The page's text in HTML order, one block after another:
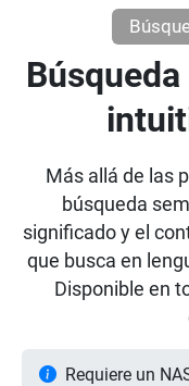
Más allá de las
búsqueda
significado y el
que busca en
Disponible en
Requiere un